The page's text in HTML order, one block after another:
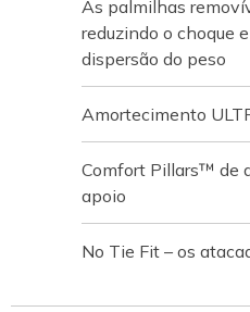
As palmilhas
reduzindo o choque
dispersão do peso
Amortecimento
Comfort Pillars™ de
apoio
No Tie Fit – os